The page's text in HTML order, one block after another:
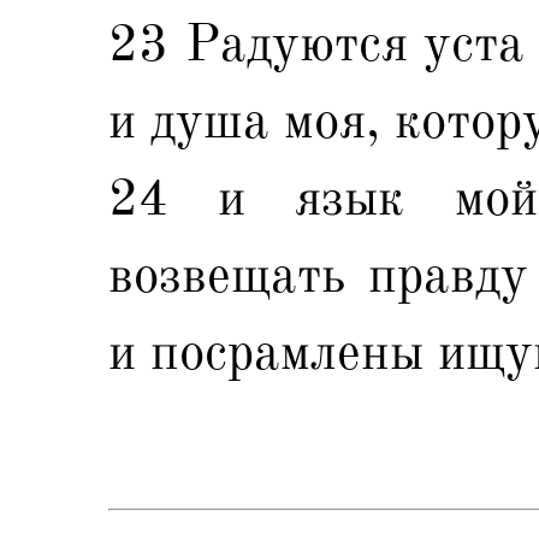
23 Радуются
и душа моя,
24 и язык мой
возвещать
и посрамлены